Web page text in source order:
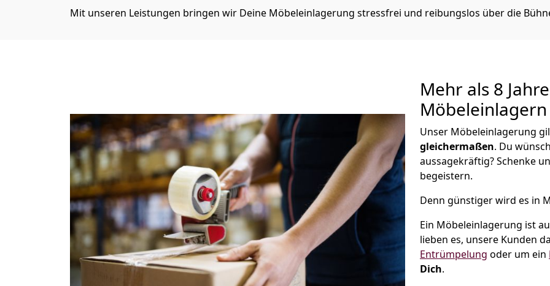
Mit unseren Leistungen bringen wir Deine Möbeleinlagerung stressfrei und reibungslos über die
Mehr als 8
Möbeleinlagern
Unser Möbeleinlagerung
gleichermaßen. Du
aussagekräftig? Schenke
begeistern.
Denn günstiger wird es in
Ein Möbeleinlagerung ist
lieben es, unsere Kunden
Entrümpelung oder um ein
Dich.